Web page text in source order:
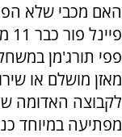
האם מכבי שלא
מאזן מושלם או
לקבוצה האדומה
מפתיעה במיוחד